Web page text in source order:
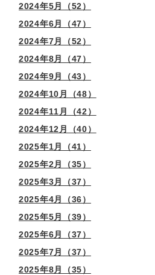
2024年5月（52）
2024年6月（47）
2024年7月（52）
2024年8月（47）
2024年9月（43）
2024年10月（48）
2024年11月（42）
2024年12月（40）
2025年1月（41）
2025年2月（35）
2025年3月（37）
2025年4月（36）
2025年5月（39）
2025年6月（37）
2025年7月（37）
2025年8月（35）